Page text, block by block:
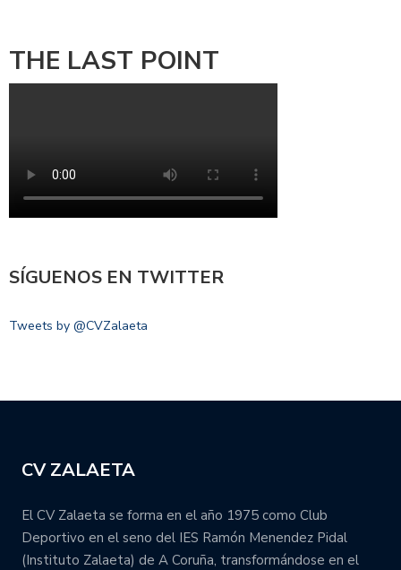
THE LAST POINT
SÍGUENOS EN TWITTER
Tweets by @CVZalaeta
CV ZALAETA
El CV Zalaeta se forma en el año 1975 como Club
Deportivo en el seno del IES Ramón Menendez Pidal
(Instituto Zalaeta) de A Coruña, transformándose en el